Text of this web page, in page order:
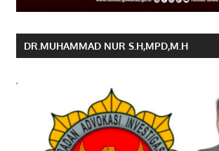
DR.MUHAMMAD NUR S.H,MPD,M.H